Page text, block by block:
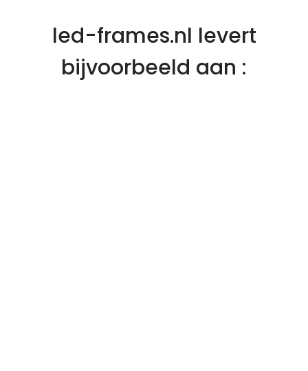
led-frames.nl levert
bijvoorbeeld aan :